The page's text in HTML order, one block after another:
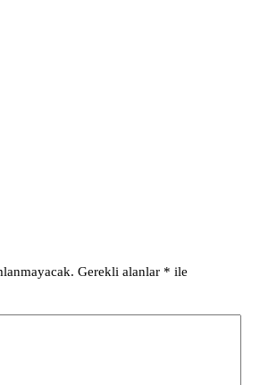
Gerekli alanlar * ile